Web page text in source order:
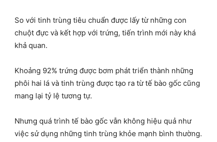
So với tinh trùng tiêu chuẩn được lấy từ những con
chuột đực và kết hợp với trứng, tiến trình mới này khá
khả quan.
Khoảng 92% trứng được bơm phát triển thành những
phôi hai lá và tinh trùng được tạo ra từ tế bào gốc cũng
mang lại tỷ lệ tương tự.
Nhưng quá trình tế bào gốc vẫn không hiệu quả như
việc sử dụng những tinh trùng khỏe mạnh bình thường.